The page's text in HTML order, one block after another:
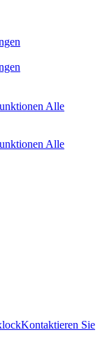
Alle
Alle
Kontaktieren Sie